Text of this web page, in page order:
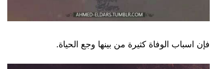
فإن اسباب الوفاة كثيرة من بينها وجع الحياة.